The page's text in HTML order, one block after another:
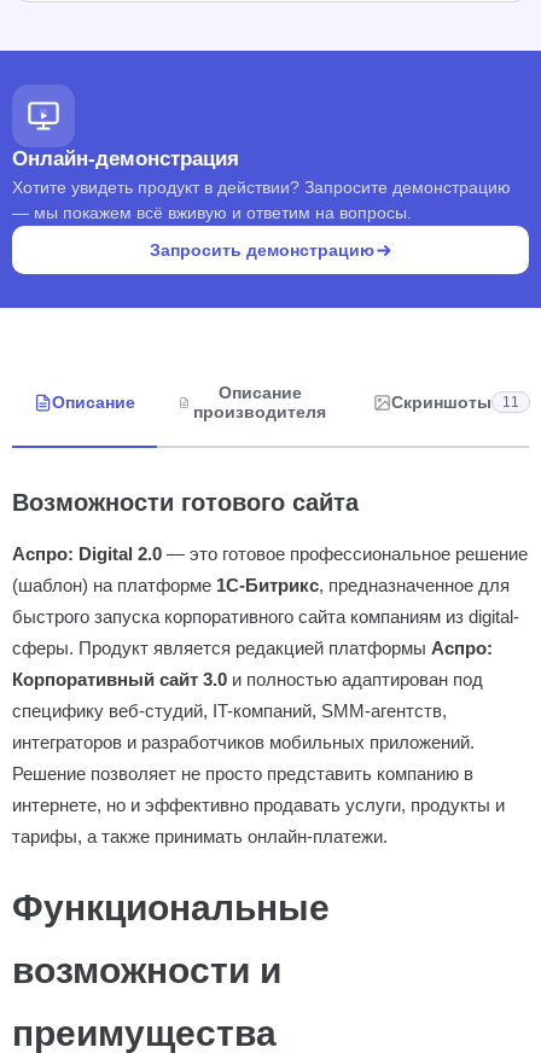
Онлайн-демонстрация
Хотите увидеть продукт в действии? Запросите демонстрацию
— мы покажем всё вживую и ответим на вопросы.
Запросить демонстрацию
Описание
Описание
производителя
Скриншоты 11
Возможности готового сайта
Аспро: Digital 2.0 — это готовое профессиональное решение
(шаблон) на платформе 1С-Битрикс, предназначенное для
быстрого запуска корпоративного сайта компаниям из digital-
сферы. Продукт является редакцией платформы Аспро:
Корпоративный сайт 3.0 и полностью адаптирован под
специфику веб-студий, IT-компаний, SMM-агентств,
интеграторов и разработчиков мобильных приложений.
Решение позволяет не просто представить компанию в
интернете, но и эффективно продавать услуги, продукты и
тарифы, а также принимать онлайн-платежи.
Функциональные
возможности и
преимущества